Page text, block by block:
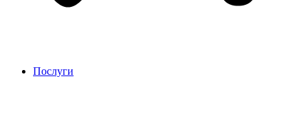
Послуги